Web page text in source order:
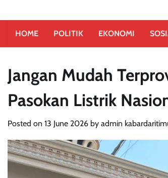
HOME POLITIK EKONOMI
Jangan Mudah
Pasokan Listrik
Posted on 13 June 2026 by admin